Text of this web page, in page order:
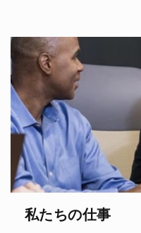
私たちの仕事